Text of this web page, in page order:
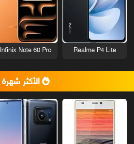
Realme P4 Lite
Infinix Note 60 Pro
الأكثر شهرة